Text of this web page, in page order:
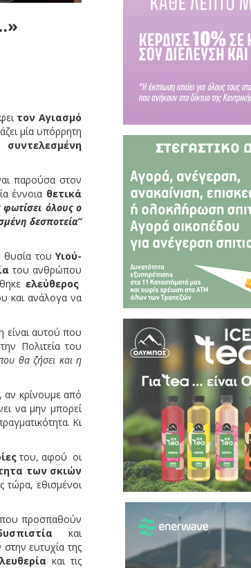
τον Αγιασμό
μία υπόρρητη
συντελεσμένη
παρούσα στον
έννοια θετικά
φωτίσει όλους ο
δεσποτεία”
θυσία του Υιού-
του ανθρώπου
ελεύθερος
και ανάλογα να
είναι αυτού που
Πολιτεία του
θα ζήσει και η
κρίνουμε από
να μην μπορεί
Κι
του, αφού οι
των σκιών
εθισμένοι
που προσπαθούν
και
ευτυχία της
και τις